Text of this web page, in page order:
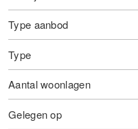
Type aanbod
Type
Aantal woonlagen
Gelegen op